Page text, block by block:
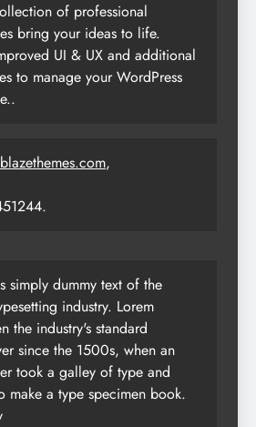
of professional
bring your ideas to life.
UI & UX and additional
to manage your WordPress
,
simply dummy text of the
industry. Lorem
the industry's standard
since the 1500s, when an
took a galley of type and
make a type specimen book.